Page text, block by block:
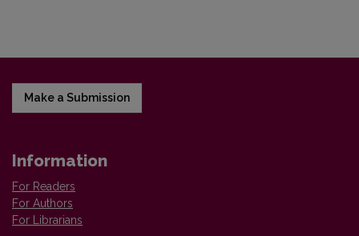
Make a Submission
Information
For Readers
For Authors
For Librarians